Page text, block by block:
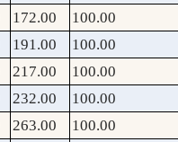
172.00 100.00
191.00 100.00
217.00 100.00
232.00 100.00
263.00 100.00